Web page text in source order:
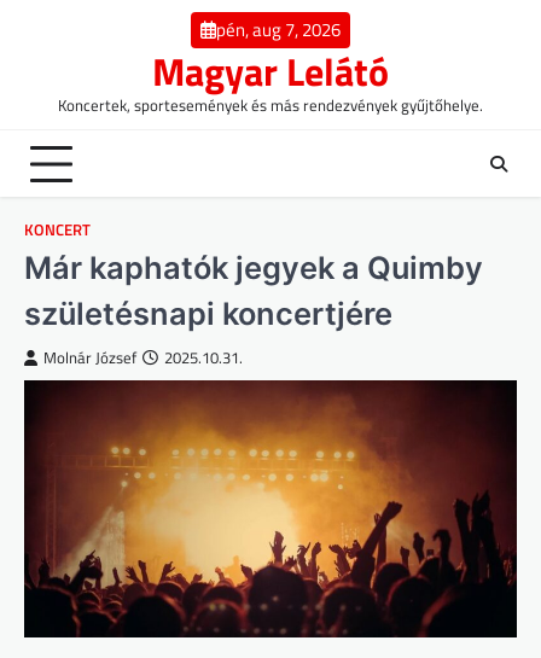
pén, aug 7, 2026
Magyar Lelátó
Koncertek, sportesemények és más rendezvények gyűjtőhelye.
KONCERT
Már kaphatók jegyek a Quimby
születésnapi koncertjére
Molnár József 2025.10.31.